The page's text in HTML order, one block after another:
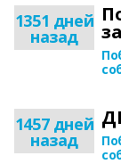
1351 дней
назад
1457 дней
назад